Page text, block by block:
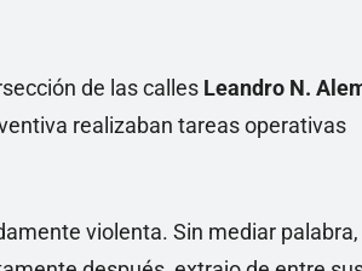
de las calles Leandro N.
realizaban tareas operativas
violenta. Sin mediar palabra,